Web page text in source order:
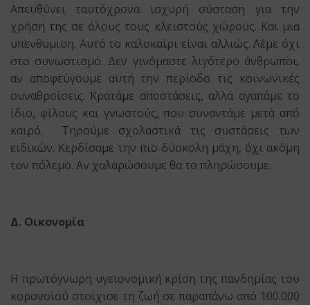
Απευθύνει ταυτόχρονα ισχυρή σύσταση για την
χρήση της σε όλους τους κλειστούς χώρους. Και μια
υπενθύμιση. Αυτό το καλοκαίρι είναι αλλιώς. Λέμε όχι
στο συνωστισμό. Δεν γινόμαστε λιγότερο άνθρωποι,
αν αποφεύγουμε αυτή την περίοδο τις κοινωνικές
συναθροίσεις. Κρατάμε αποστάσεις, αλλά αγαπάμε το
ίδιο, φίλους και γνωστούς, που συναντάμε μετά από
καιρό. Τηρούμε σχολαστικά τις συστάσεις των
ειδικών. Κερδίσαμε την πιο δύσκολη μάχη, όχι ακόμη
τον πόλεμο. Αν χαλαρώσουμε θα το πληρώσουμε.
Δ. Οικονομία
Η πρωτόγνωρη υγειονομική κρίση της πανδημίας του
κορονοϊού στοίχισε τη ζωή σε παραπάνω από 100.000